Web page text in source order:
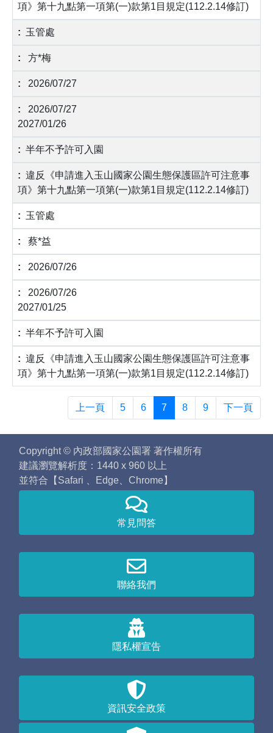
項》第十九點第一項第(一)款第1目規定(112.2.14修訂)
玉管處
方*梅
2026/07/27
2026/07/27
2027/01/26
半年不予許可入園
違反《申請進入玉山國家公園生態保護區許可注意事
項》第十九點第一項第(一)款第1目規定(112.2.14修訂)
玉管處
蔡*益
2026/07/26
2026/07/26
2027/01/25
半年不予許可入園
違反《申請進入玉山國家公園生態保護區許可注意事
項》第十九點第一項第(一)款第1目規定(112.2.14修訂)
上一頁 5 6 7 8 9 下一頁
Copyright © 內政部國家公園署 著作權所有
建議瀏覽解析度：1440 x 960 以上
並符合【Safari 、Edge、Chrome】
常見問答
聯絡我們
隱私權宣告
資訊安全政策